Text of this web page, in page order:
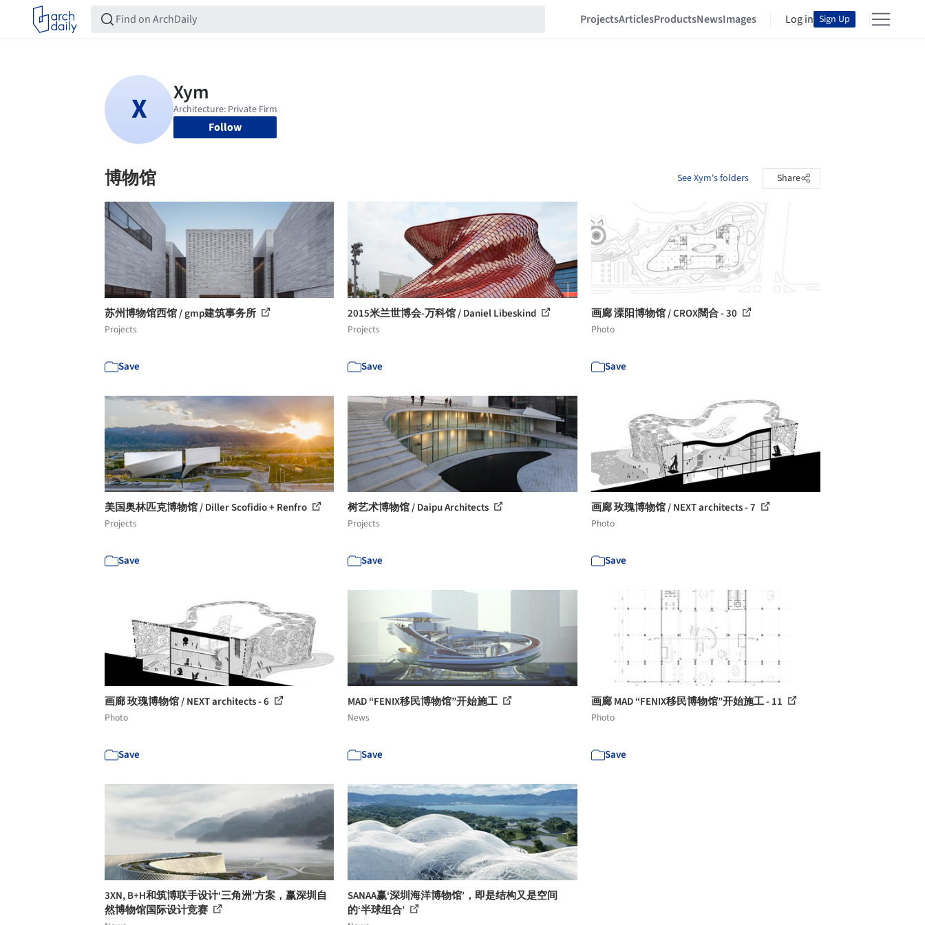
ProjectsArticlesProductsNewsImages Log in Sign Up
Follow
博物馆 See Xym's folders Share
苏州博物馆西馆 / gmp建筑事务所
Projects
Save
2015米兰世博会-万科馆 / Daniel Libeskind
Projects
Save
画廊 溧阳博物馆 / CROX闊合 - 30
Photo
Save
美国奥林匹克博物馆 / Diller Scofidio + Renfro
Projects
Save
树艺术博物馆 / Daipu Architects
Projects
Save
画廊 玫瑰博物馆 / NEXT architects - 7
Photo
Save
画廊 玫瑰博物馆 / NEXT architects - 6
Photo
Save
MAD “FENIX移民博物馆”开始施工
News
Save
画廊 MAD “FENIX移民博物馆”开始施工 - 11
Photo
Save
3XN, B+H和筑博联手设计‘三角洲’方案，赢深圳自
然博物馆国际设计竞赛
SANAA赢‘深圳海洋博物馆’，即是结构又是空间
的‘半球组合’